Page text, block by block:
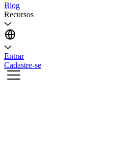
Blog
Recursos
Entrar
Cadastre-se